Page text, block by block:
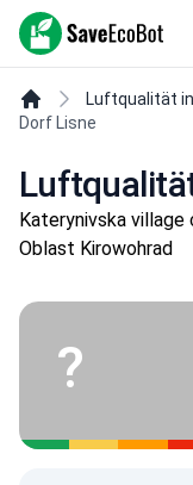
SaveEcoBot
Luftqualität
Dorf Lisne
Katerynivska
Oblast Kirowohrad
?